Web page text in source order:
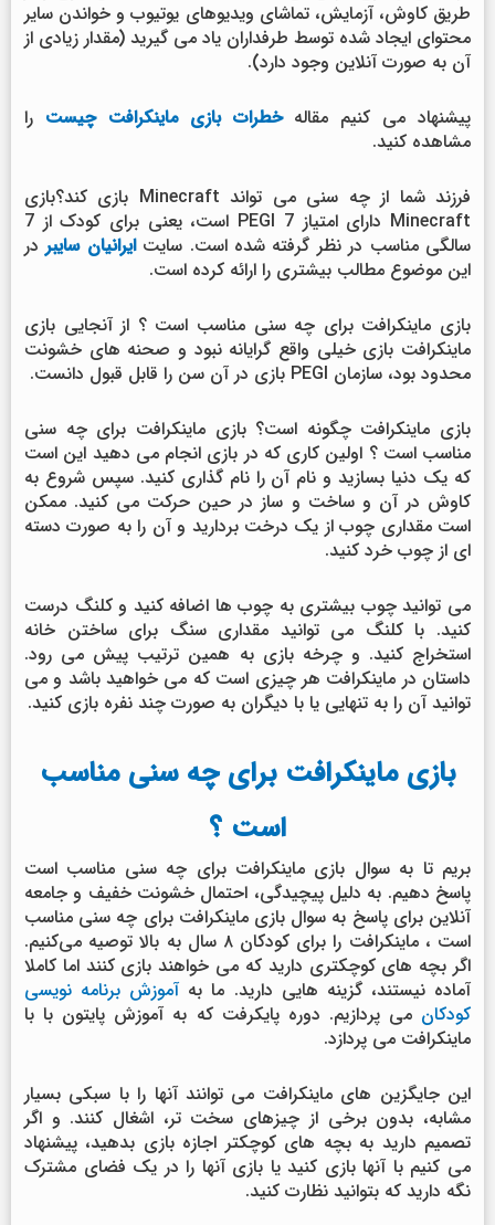
طریق کاوش، آزمایش، تماشای ویدیوهای یوتیوب و خواندن سایر
محتوای ایجاد شده توسط طرفداران یاد می گیرید (مقدار زیادی از
آن به صورت آنلاین وجود دارد).
پیشنهاد می کنیم مقالهخطرات بازی ماینکرافت چیست را
مشاهده کنید.
فرزند شما از چه سنی می تواند Minecraft بازی کند؟بازی
Minecraft دارای امتیاز PEGI 7 است، یعنی برای کودک از 7
سالگی مناسب در نظر گرفته شده است. سایتایرانیان سایبر در
این موضوع مطالب بیشتری را ارائه کرده است.
بازی ماینکرافت برای چه سنی مناسب است ؟ از آنجایی بازی
ماینکرافت بازی خیلی واقع گرایانه نبود و صحنه های خشونت
محدود بود، سازمان PEGI بازی در آن سن را قابل قبول دانست.
بازی ماینکرافت چگونه است؟ بازی ماینکرافت برای چه سنی
مناسب است ؟ اولین کاری که در بازی انجام می دهید این است
که یک دنیا بسازید و نام آن را نام گذاری کنید. سپس شروع به
کاوش در آن و ساخت و ساز در حین حرکت می کنید. ممکن
است مقداری چوب از یک درخت بردارید و آن را به صورت دسته
ای از چوب خرد کنید.
می توانید چوب بیشتری به چوب ها اضافه کنید و کلنگ درست
کنید. با کلنگ می توانید مقداری سنگ برای ساختن خانه
استخراج کنید. و چرخه بازی به همین ترتیب پیش می رود.
داستان در ماینکرافت هر چیزی است که می خواهید باشد و می
توانید آن را به تنهایی یا با دیگران به صورت چند نفره بازی کنید.
بازی ماینکرافت برای چه سنی مناسب
است ؟
بریم تا به سوال بازی ماینکرافت برای چه سنی مناسب است
پاسخ دهیم. به دلیل پیچیدگی، احتمال خشونت خفیف و جامعه
آنلاین برای پاسخ به سوال بازی ماینکرافت برای چه سنی مناسب
است ، ماینکرافت را برای کودکان ۸ سال به بالا توصیه می‌کنیم.
اگر بچه های کوچکتری دارید که می خواهند بازی کنند اما کاملا
آماده نیستند، گزینه هایی دارید. ما بهآموزش برنامه نویسی
کودکان می پردازیم. دوره پایکرفت که به آموزش پایتون با با
ماینکرافت می پردازد.
این جایگزین های ماینکرافت می توانند آنها را با سبکی بسیار
مشابه، بدون برخی از چیزهای سخت تر، اشغال کنند. و اگر
تصمیم دارید به بچه های کوچکتر اجازه بازی بدهید، پیشنهاد
می کنیم با آنها بازی کنید یا بازی آنها را در یک فضای مشترک
نگه دارید که بتوانید نظارت کنید.